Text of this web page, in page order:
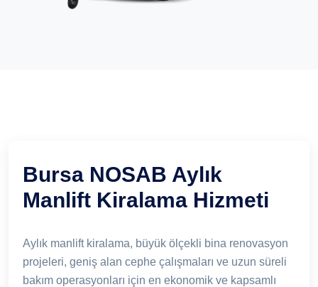
Bursa NOSAB Aylık
Manlift Kiralama Hizmeti
Aylık manlift kiralama, büyük ölçekli bina renovasyon
projeleri, geniş alan cephe çalışmaları ve uzun süreli
bakım operasyonları için en ekonomik ve kapsamlı